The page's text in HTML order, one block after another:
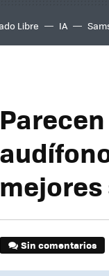
Libre IA
Sin comentarios